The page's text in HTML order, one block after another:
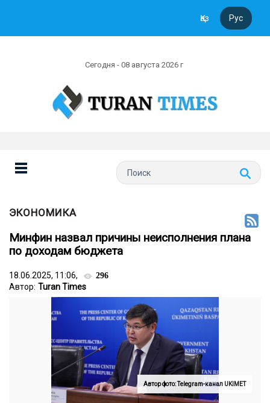
Қаз Рус
Сегодня - 08 августа 2026 г
ЭКОНОМИКА
Минфин назвал причины неисполнения плана
по доходам бюджета
18.06.2025, 11:06, 296
Автор: Turan Times
Автор фото: Telegram-канал UKIMET